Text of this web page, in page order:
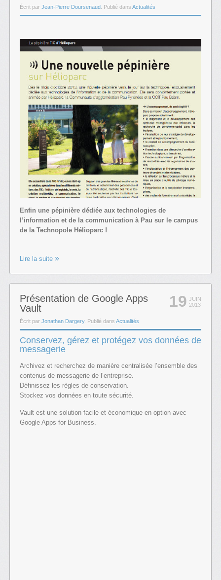
Écrit par Jean-Pierre Doursenaud . Publié dans Actualités
Enfin une pépinière dédiée aux technologies de
l’information et de la communication à Pau sur le campus
de la Technopole Hélioparc !
Lire la suite
19 JUIN
2013
Présentation de Google Apps
Vault
Écrit par Jonathan Dargery. Publié dans Actualités
Conservez, gérez et protégez vos données de
messagerie
Archivez et recherchez de manière centralisée l’ensemble des
contenus de messagerie de l’entreprise.
Définissez les règles de conservation.
Stockez vos données en toute sécurité.
Vault est une solution facile et économique en option avec
Google Apps for Business.